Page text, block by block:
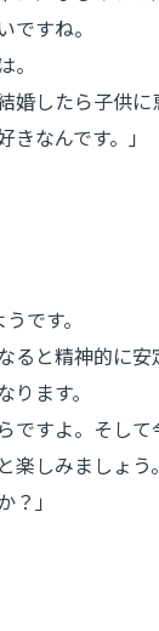
ですね。
婚したら子供に
きなんです。」
です。
ると精神的に
ります。
ですよ。そし
楽しみましょう。
？」